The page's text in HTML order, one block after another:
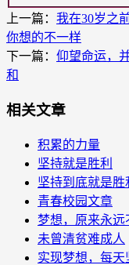
上一篇： 我在30岁之
你想的不一样
下一篇： 仰望命运，
和
相关文章
积累的力量
坚持就是胜利
坚持到底就是胜
青春校园文章
梦想，原来永远
未曾清贫难成人
实现梦想，每天